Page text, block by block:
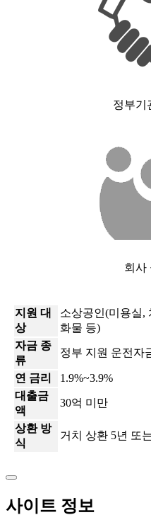
정부기
회사
지원 대
상
소상공인(미용실,
화물 등)
자금 종
류
정부 지원 운전자
연 금리
1.9%~3.9%
대출금
액
30억 미만
상환 방
식
거치 상환 5년 또
사이트 정보